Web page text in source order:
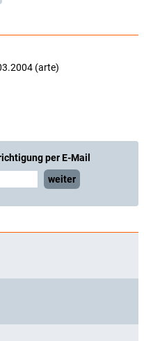
(arte)
per E-Mail
weiter